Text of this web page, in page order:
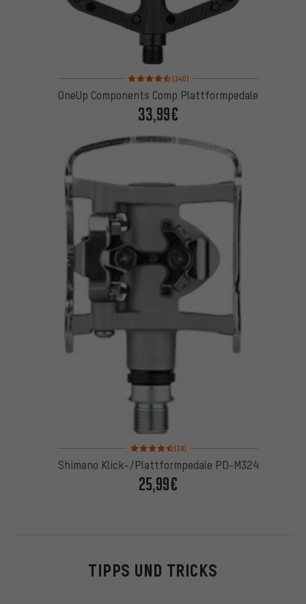
Bewertungen: 4,5 von 5 basierend auf 140
(140)
OneUp Components Comp Plattformpedale
33,99€
Bewertungen: 4,5 von 5 basierend auf 39
(39)
Shimano Klick-/Plattformpedale PD-M324
25,99€
TIPPS UND TRICKS